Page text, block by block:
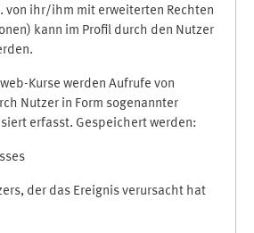
von ihr/ihm mit erweiterten Rechten
kann im Profil durch den Nutzer
Kurse werden Aufrufe von
Nutzer in Form sogenannter
erfasst. Gespeichert werden:
der das Ereignis verursacht hat